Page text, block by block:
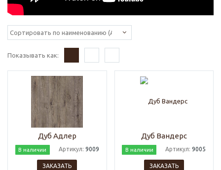
Показывать как:
Дуб Адлер
В наличии Артикул: 9009
ЗАКАЗАТЬ
Дуб Вандерс
В наличии Артикул:9005
ЗАКАЗАТЬ